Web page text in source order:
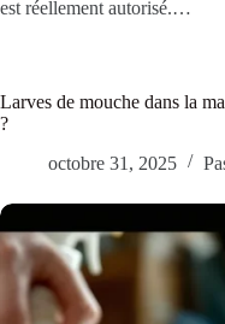
est réellement autorisé.…
Larves de mouche dans la
?
octobre 31, 2025